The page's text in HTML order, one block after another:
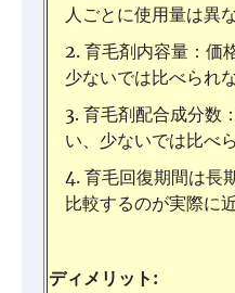
人ごとに使用量は異
育毛剤内容量：価
少ないでは比べられ
育毛剤配合成分数
い、少ないでは比べ
育毛回復期間は長
比較するのが実際に
ディメリット: